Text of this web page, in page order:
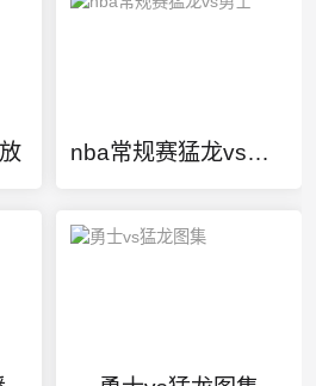
nba常规赛猛龙vs勇士